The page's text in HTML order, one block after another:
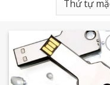
Add